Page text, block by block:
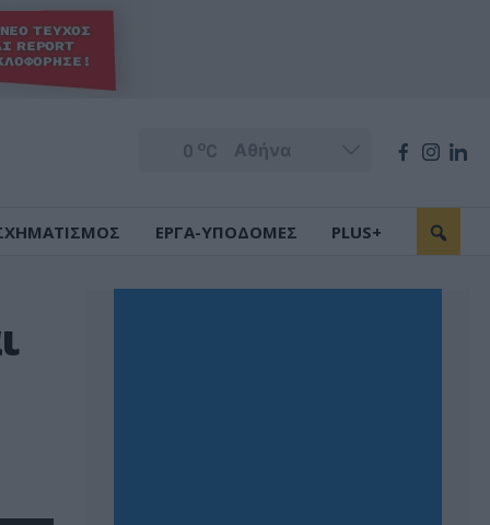
0 oC
ΕΡΓΑ-ΥΠΟΔΟΜΕΣ PLUS+